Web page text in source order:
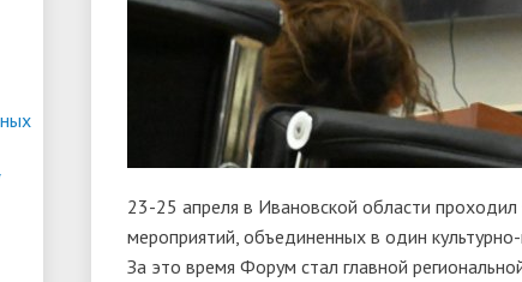
23-25 апреля в Ивановской области
мероприятий, объединенных в один
За это время Форум стал главной